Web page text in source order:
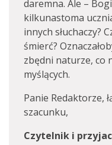
daremna. Ale –
kilkunastoma
innych słuchaczy?
śmierć?
zbędni naturze, co
myślących.
Panie Redaktorze,
szacunku,
Czytelnik i